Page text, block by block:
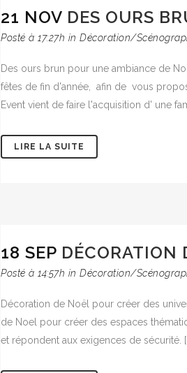
21 NOV DES OURS
Posté à 17:27h in Décoration/
Des ours brun pour une ambiance de
fêtes de fin d'année, afin de vous
Event vient de faire l'acquisition d' une
LIRE LA SUITE
18 SEP DÉCORATION
Posté à 14:57h in Décoration/
Décoration de Noël pour créer des
de Noel pour créer des espaces
et répondent aux exigences de sécurité.